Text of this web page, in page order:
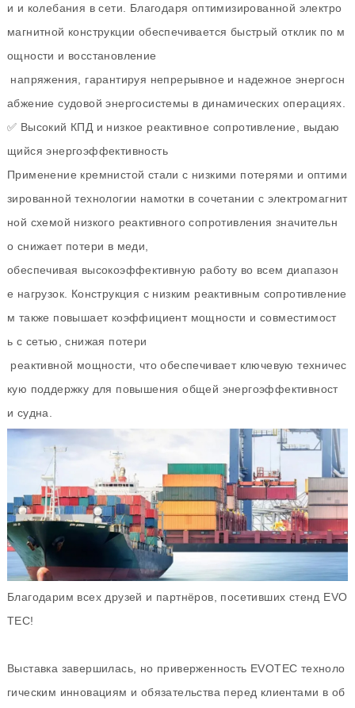
и и колебания в сети. Благодаря оптимизированной электро
магнитной конструкции обеспечивается быстрый отклик по м
ощности и восстановление
напряжения, гарантируя непрерывное и надежное энергосн
абжение судовой энергосистемы в динамических операциях.
✅ Высокий КПД и низкое реактивное сопротивление, выдаю
щийся энергоэффективность
Применение кремнистой стали с низкими потерями и оптими
зированной технологии намотки в сочетании с электромагнит
ной схемой низкого реактивного сопротивления значительн
о снижает потери в меди,
обеспечивая высокоэффективную работу во всем диапазон
е нагрузок. Конструкция с низким реактивным сопротивление
м также повышает коэффициент мощности и совместимост
ь с сетью, снижая потери
реактивной мощности, что обеспечивает ключевую техничес
кую поддержку для повышения общей энергоэффективност
и судна.
Благодарим всех друзей и партнёров, посетивших стенд EVO
TEC!
Выставка завершилась, но приверженность EVOTEC техноло
гическим инновациям и обязательства перед клиентами в об